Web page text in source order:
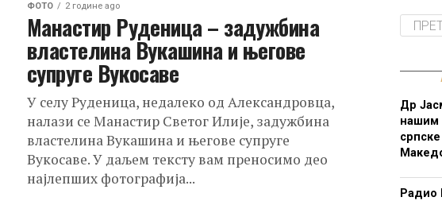
ФОТО 2 године ago
Манастир Руденица – задужбина
властелина Вукашина и његове
супруге Вукосаве
У селу Руденица, недалеко од Александровца,
налази се Манастир Светог Илије, задужбина
властелина Вукашина и његове супруге
Вукосаве. У даљем тексту вам преносимо део
најлепших фотографија...
Др
нашим
Радио